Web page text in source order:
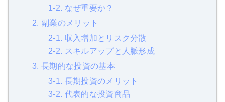
1-2. なぜ重要か？
2. 副業のメリット
2-1. 収入増加とリスク分散
2-2. スキルアップと人脈形成
3. 長期的な投資の基本
3-1. 長期投資のメリット
3-2. 代表的な投資商品